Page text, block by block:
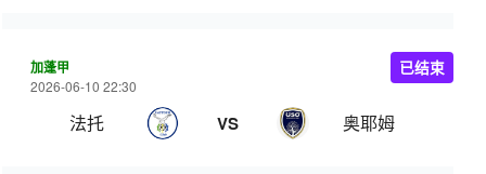
加蓬甲
2026-06-10 22:30
法托 VS 奥耶姆
已结束